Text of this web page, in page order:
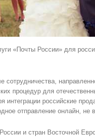
«Почты России» для
процедур для
интеграции российские
отправление онлайн, не
и стран Восточной